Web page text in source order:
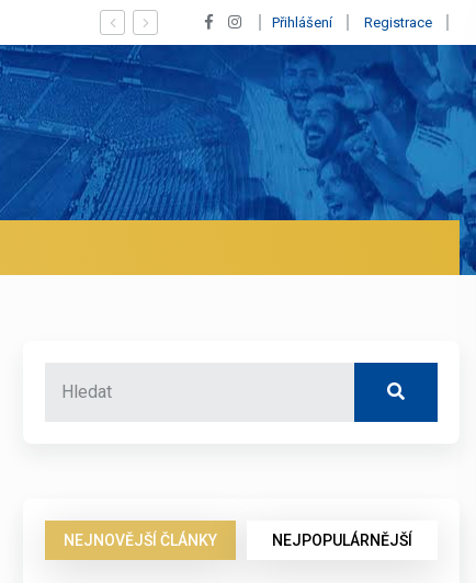
Vypískaný Vinícius! Blíží se jeho odchod z Realu a pustí
Přihlášení Registrace
NEJNOVĚJŠÍ ČLÁNKY NEJPOPULÁRNĚJŠÍ